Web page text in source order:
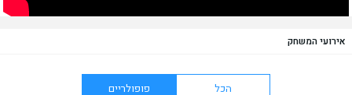
אירועי המשחק
הכל פופולריים